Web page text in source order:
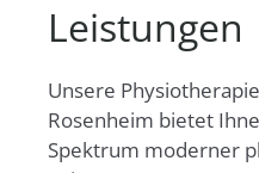
Leistungen
Unsere
Rosenheim bietet
Spektrum moderner